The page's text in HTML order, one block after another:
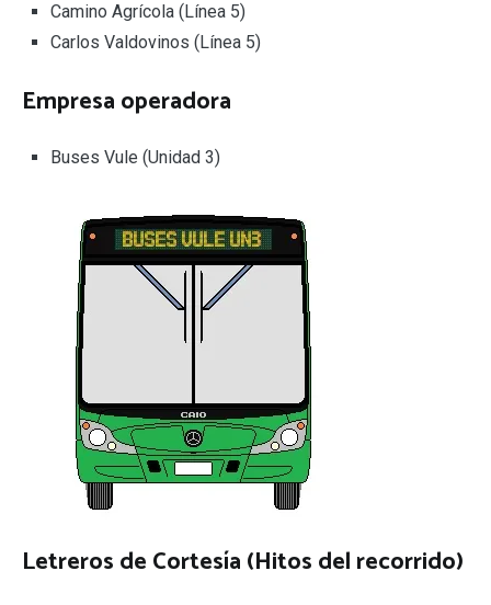
Camino Agrícola (Línea 5)
Carlos Valdovinos (Línea 5)
Empresa operadora
Buses Vule (Unidad 3)
Letreros de Cortesía (Hitos del recorrido)